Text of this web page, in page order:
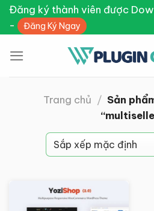
Skip
content
Đăng ký thành viên được
-
Đăng Ký Ngay
Trang chủ / Sản